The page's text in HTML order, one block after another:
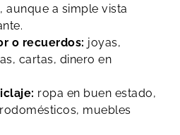
aunque a simple vista
o recuerdos: joyas,
cartas, dinero en
ropa en buen estado,
muebles